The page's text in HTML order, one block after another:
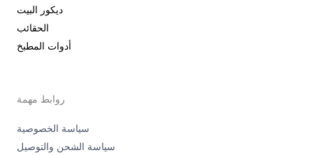
ديكور البيت
الحقائب
أدوات المطبخ
روابط مهمة
سياسة الخصوصية
سياسة الشحن والتوصيل